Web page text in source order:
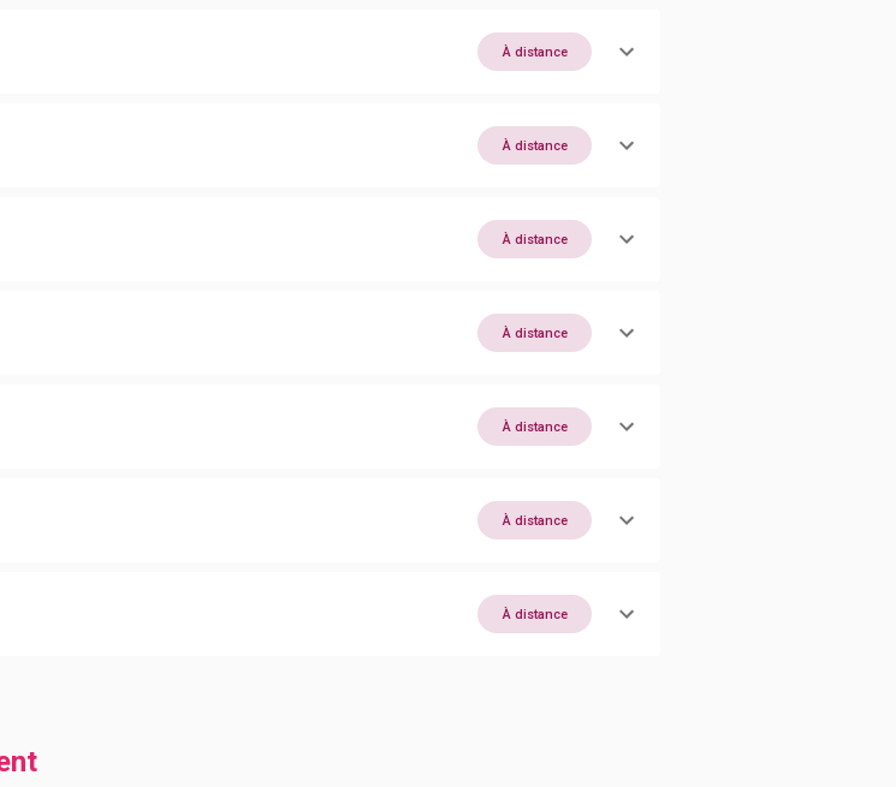
À distance
À distance
À distance
À distance
À distance
À distance
À distance